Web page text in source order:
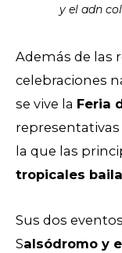
y el adn
Además de las
celebraciones
se vive la Feria
representativas
la que las
tropicales
Sus dos
Salsódromo y